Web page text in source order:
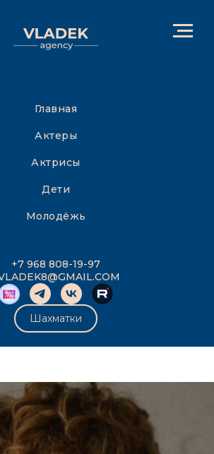
Главная
Актеры
Актрисы
Дети
Молодёжь
+7 968 808-19-97
Шахматки